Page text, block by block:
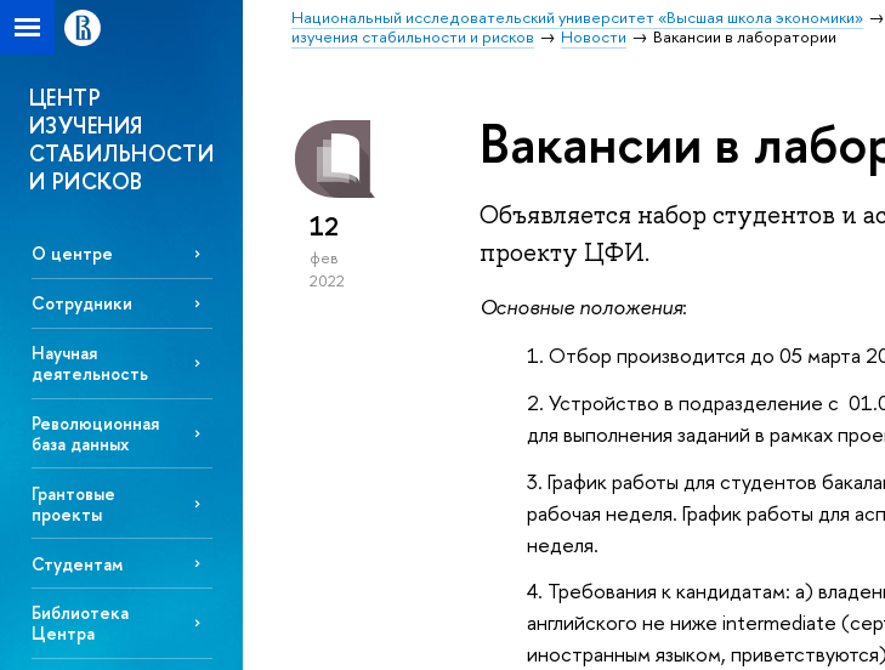
Национальный исследовательский университет «Высшая школа экономики»
изучения стабильности и рисков
Новости Вакансии в лаборатории
ЦЕНТР
ИЗУЧЕНИЯ
СТАБИЛЬНОСТИ
И РИСКОВ
О центре
Сотрудники
Научная
деятельность
Революционная
база данных
Грантовые
проекты
Студентам
Библиотека
Центра
12
фев
2022
Вакансии в
Объявляется набор студентов и
проекту ЦФИ.
Основные положения:
Отбор производится до 05 марта
Устройство в подразделение с
для выполнения заданий в рамках
График работы для студентов
рабочая неделя. График работы для
неделя.
Требования к кандидатам: а)
английского не ниже intermediate
иностранным языком,